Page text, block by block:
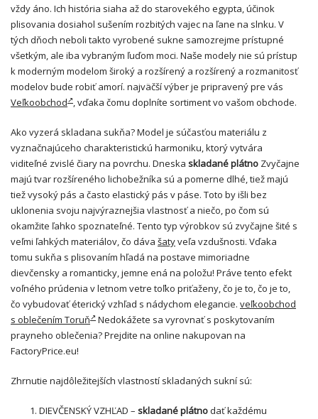
vždy áno. Ich história siaha až do starovekého egypta, účinok
plisovania dosiahol sušením rozbitých vajec na ľane na slnku. V
tých dňoch neboli takto vyrobené sukne samozrejme prístupné
všetkým, ale iba vybraným ľuďom moci. Naše modely nie sú prístup
k moderným modelom široký a rozšírený a rozšírený a rozmanitosť
modelov bude robiť amorí. najväčší výber je pripravený pre vás
Veľkoobchod , vďaka čomu doplníte sortiment vo vašom obchode.
Ako vyzerá skladana sukňa? Model je súčasťou materiálu z
vyznačnajúceho charakteristickú harmoniku, ktorý vytvára
viditeľné zvislé čiary na povrchu. Dneska skladané plátno Zvyčajne
majú tvar rozšíreného lichobežníka sú a pomerne dlhé, tiež majú
tiež vysoký pás a často elastický pás v páse. Toto by išli bez
uklonenia svoju najvýraznejšia vlastnosť a niečo, po čom sú
okamžite ľahko spoznateľné. Tento typ výrobkov sú zvyčajne šité s
veľmi ľahkých materiálov, čo dáva šatyveľa vzdušnosti. Vďaka
tomu sukňa s plisovaním hľadá na postave mimoriadne
dievčensky a romanticky, jemne ená na položu! Práve tento efekt
voľného prúdenia v letnom vetre toľko priťaženy, čo je to, čo je to,
čo vybudovať éterický vzhľad s nádychom elegancie. veľkoobchod
s oblečením Toruň
Nedokážete sa vyrovnať s poskytovaním
prayneho oblečenia? Prejdite na online nakupovan na
FactoryPrice.eu!
Zhrnutie najdôležitejších vlastností skladaných sukní sú:
DIEVČENSKÝ VZHĽAD – skladané plátnodať každému